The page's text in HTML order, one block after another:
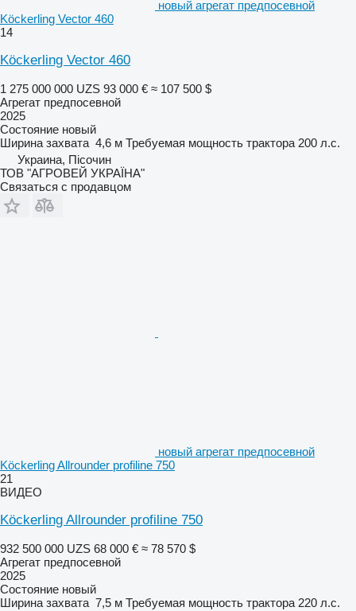
новый агрегат предпосевной
Köckerling Vector 460
14
Köckerling Vector 460
1 275 000 000 UZS 93 000 € ≈ 107 500 $
Агрегат предпосевной
2025
Состояние новый
Ширина захвата 4,6 м Требуемая мощность трактора 200 л.с.
Украина, Пісочин
ТОВ "АГРОВЕЙ УКРАЇНА"
Связаться с продавцом
новый агрегат предпосевной
Köckerling Allrounder profiline 750
21
ВИДЕО
Köckerling Allrounder profiline 750
932 500 000 UZS 68 000 € ≈ 78 570 $
Агрегат предпосевной
2025
Состояние новый
Ширина захвата 7,5 м Требуемая мощность трактора 220 л.с.